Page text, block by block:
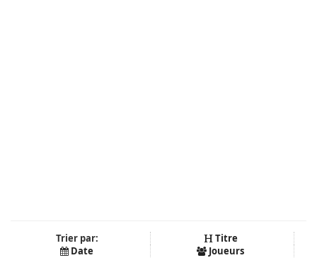
Trier par:
Titre
Date
Joueurs